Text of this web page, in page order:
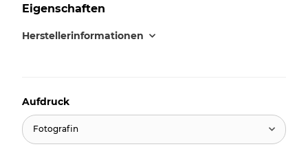
Eigenschaften
Herstellerinformationen
Aufdruck
Fotografin